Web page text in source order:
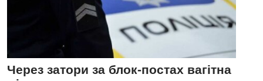
Через затори за блок-постах вагітна